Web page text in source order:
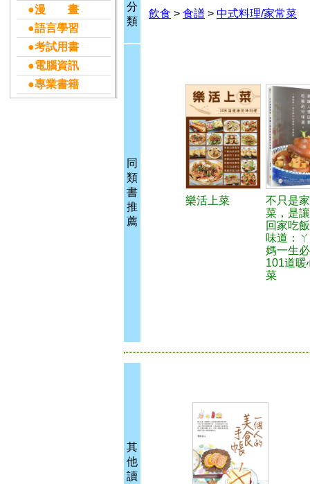
●漫 畫
●語言學習
●考試用書
●電腦資訊
●專業書籍
分
類
飲食 > 食譜 > 中式料理/家常菜
同
類
書
推
薦
樂活上菜
不只是
菜，是
回家吃
味道：
媽一生
101道暖
菜
其
他
讀